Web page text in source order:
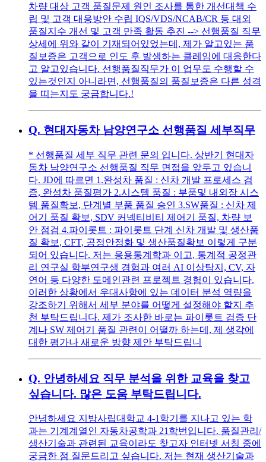
차량 대상 고객 품질문제 원인 조사를 통한 개선대책 수
립 및 고객 대응방안 수립 IQS/VDS/NCAB/CR 등 대외
품질지수 개선 및 고객 만족 활동 추진 --> 선행품질 직무
상세에 위와 같이 기재되어있었는데, 제가 알고있는 품
질보증은 고객으로 인도 후 발생하는 클레임에 대응한다
고 알고있습니다. 선행품질직무가 이 업무도 수행할 수
있는것인지 아니라면, 선행품질의 품질보증은 다른 성격
을 띠는지도 궁금합니다.!
Q. 현대자동차 남양연구소 선행품질 세부직무
* 선행품질 세부 직무 관련 문의 입니다. 상반기 현대자
동차 남양연구소 선행품질 직무 면접을 앞두고 있습니
다. JD에 따르면 1.완성차 품질 : 신차 개발 프로세스 검
증, 완성차 품질평가 2.시스템 품질 : 부품및 내외장 시스
템 품질확보, 단계별 부품 품질 승인 3.SW품질 : 신차 제
어기 품질 확보, SDV 커넥티비티 제어기 품질, 차량 보
안 점검 4.파이롯트 : 파이롯트 단계 신차 개발 및 생산품
질 확보, CFT, 공정안정화 및 생산품질확보 이렇게 구분
되어 있습니다. 저는 응용통계학과 이고, 통계적 공정관
리 연구실 학부연구생 경험과 여러 AI 이상탐지, CV, 자
연어 등 다양한 도메인관련 프로젝트 경험이 있습니다.
이러한 상황에서 우대사항에 있는 데이터 분석 역량을
강조하기 위해서 세부 분야를 어떻게 설정해야 할지 추
천 부탁드립니다. 제가 조사한 바로는 파이롯트 검증 단
계나 SW 제어기 품질 관련이 어떨까 하는데, 제 생각에
대한 평가나 새로운 방향 제안 부탁드립니
Q. 안녕하세요 직무 분석을 위한 교육을 찾고
싶습니다. 많은 도움 부탁드립니다.
안녕하세요 지방사립대학교 4-1학기를 지나고 있는 학
과는 기계계열인 자동차공학과 21학번입니다. 품질관리/
생산기술과 관련된 교육이라도 찾고자 인터넷 서칭 중에
궁금한 점 질문드리고 싶습니다. 저는 현재 생산기술과